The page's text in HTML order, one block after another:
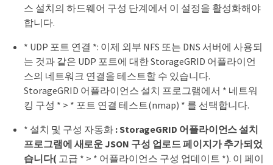
스 설치의 하드웨어 구성 단계에서 이 설정을 활성화해야
합니다.
* UDP 포트 연결 *: 이제 외부 NFS 또는 DNS 서버에 사용되
는 것과 같은 UDP 포트에 대한 StorageGRID 어플라이언
스의 네트워크 연결을 테스트할 수 있습니다.
StorageGRID 어플라이언스 설치 프로그램에서 * 네트워
킹 구성 * > * 포트 연결 테스트(nmap) * 를 선택합니다.
* 설치 및 구성 자동화 : StorageGRID 어플라이언스 설치
프로그램에 새로운 JSON 구성 업로드 페이지가 추가되었
습니다( 고급 * > * 어플라이언스 구성 업데이트 *). 이 페이